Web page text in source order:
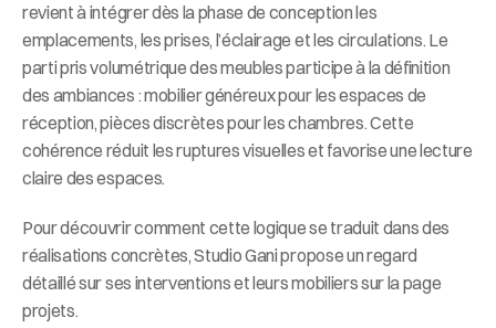
revient à intégrer dès la phase de conception les
emplacements, les prises, l’éclairage et les circulations. Le
parti pris volumétrique des meubles participe à la définition
des ambiances : mobilier généreux pour les espaces de
réception, pièces discrètes pour les chambres. Cette
cohérence réduit les ruptures visuelles et favorise une lecture
claire des espaces.
Pour découvrir comment cette logique se traduit dans des
réalisations concrètes, Studio Gani propose un regard
détaillé sur ses interventions et leurs mobiliers sur la page
projets.